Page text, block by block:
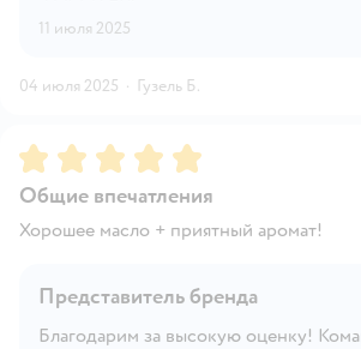
11 июля 2025
04 июля 2025 · Гузель Б.
Рейтинг:5
Общие впечатления
Хорошее масло + приятный аромат!
Представитель бренда
Благодарим за высокую оценку!